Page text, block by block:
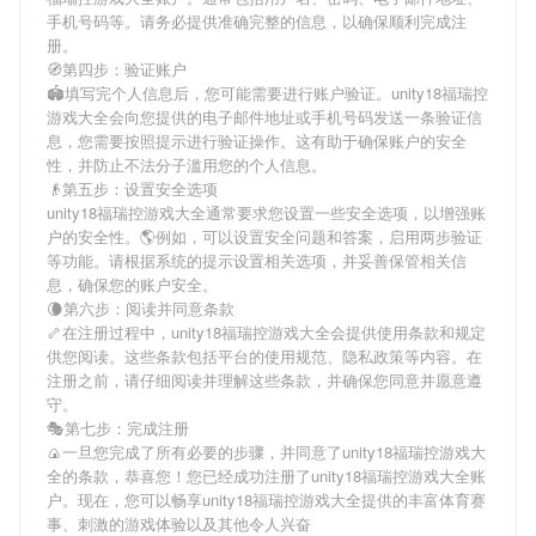
手机号码等。请务必提供准确完整的信息，以确保顺利完成注
册。
🧭第四步：验证账户
🏟填写完个人信息后，您可能需要进行账户验证。 unity18福瑞控
游戏大全会向您提供的电子邮件地址或手机号码发送一条验证信
息，您需要按照提示进行验证操作。这有助于确保账户的安全
性，并防止不法分子滥用您的个人信息。
👴第五步：设置安全选项
unity18福瑞控游戏大全通常要求您设置一些安全选项，以增强账
户的安全性。🌎例如，可以设置安全问题和答案，启用两步验证
等功能。请根据系统的提示设置相关选项，并妥善保管相关信
息，确保您的账户安全。
🌘第六步：阅读并同意条款
🦴在注册过程中， unity18福瑞控游戏大全会提供使用条款和规定
供您阅读。这些条款包括平台的使用规范、隐私政策等内容。在
注册之前，请仔细阅读并理解这些条款，并确保您同意并愿意遵
守。
🎭第七步：完成注册
🍙一旦您完成了所有必要的步骤，并同意了unity18福瑞控游戏大
全的条款，恭喜您！您已经成功注册了unity18福瑞控游戏大全账
户。现在，您可以畅享unity18福瑞控游戏大全提供的丰富体育赛
事、刺激的游戏体验以及其他令人兴奋